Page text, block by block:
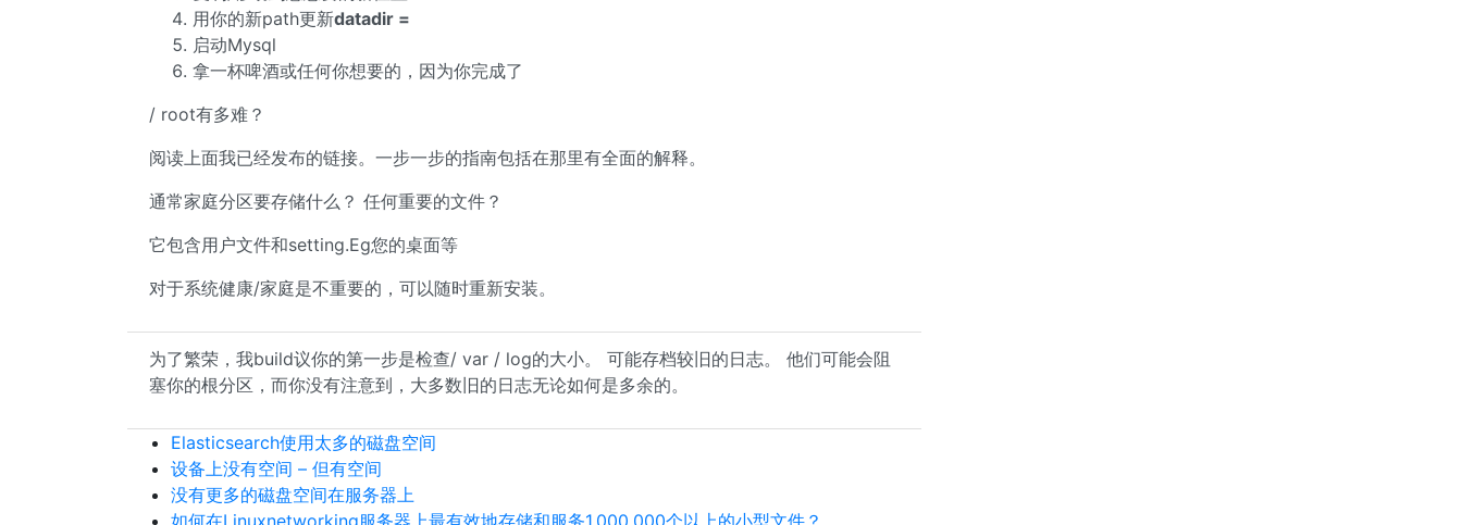
用你的新path更新datadir =
启动Mysql
拿一杯啤酒或任何你想要的，因为你完成了
/ root有多难？
阅读上面我已经发布的链接。一步一步的指南包括在那里有全面的解释。
通常家庭分区要存储什么？ 任何重要的文件？
它包含用户文件和setting.Eg您的桌面等
对于系统健康/家庭是不重要的，可以随时重新安装。
为了繁荣，我build议你的第一步是检查/ var / log的大小。 可能存档较旧的日志。 他们可能会阻
塞你的根分区，而你没有注意到，大多数旧的日志无论如何是多余的。
Elasticsearch使用太多的磁盘空间
设备上没有空间 – 但有空间
没有更多的磁盘空间在服务器上
如何在Linuxnetworking服务器上最有效地存储和服务1,000,000个以上的小型文件？